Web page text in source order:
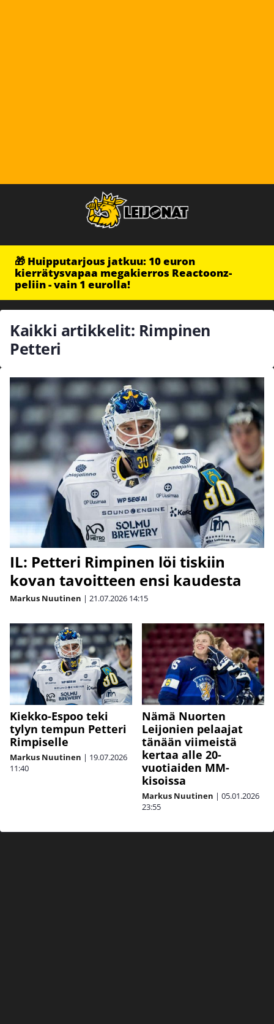
🎁 Huipputarjous jatkuu: 10 euron
kierrätysvapaa megakierros Reactoonz-
peliin - vain 1 eurolla!
Kaikki artikkelit: Rimpinen
Petteri
IL: Petteri Rimpinen löi tiskiin
kovan tavoitteen ensi kaudesta
Markus Nuutinen | 21.07.2026 14:15
Kiekko-Espoo teki
tylyn tempun Petteri
Rimpiselle
Markus Nuutinen | 19.07.2026
11:40
Nämä Nuorten
Leijonien pelaajat
tänään viimeistä
kertaa alle 20-
vuotiaiden MM-
kisoissa
Markus Nuutinen | 05.01.2026
23:55